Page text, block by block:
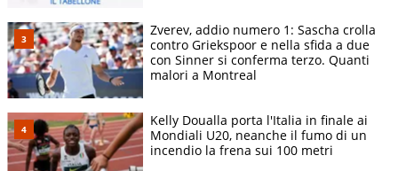
Zverev, addio numero 1: Sascha crolla
contro Griekspoor e nella sfida a due
con Sinner si conferma terzo. Quanti
malori a Montreal
Kelly Doualla porta l'Italia in finale ai
Mondiali U20, neanche il fumo di un
incendio la frena sui 100 metri